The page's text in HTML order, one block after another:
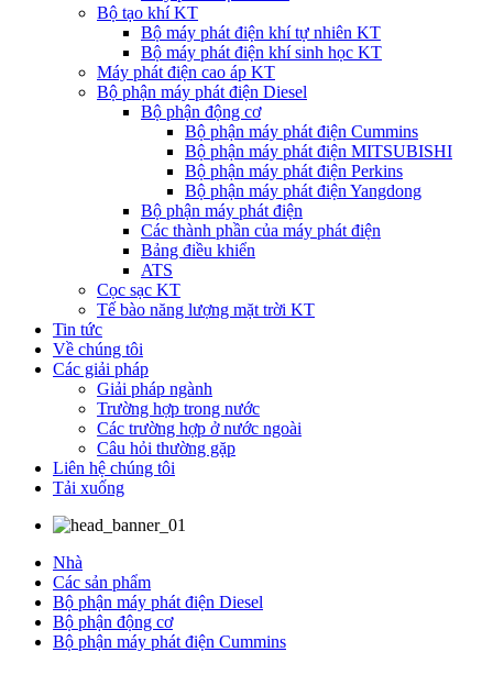
Bộ tạo khí KT
Bộ máy phát điện khí tự nhiên KT
Bộ máy phát điện khí sinh học KT
Máy phát điện cao áp KT
Bộ phận máy phát điện Diesel
Bộ phận động cơ
Bộ phận máy phát điện Cummins
Bộ phận máy phát điện MITSUBISHI
Bộ phận máy phát điện Perkins
Bộ phận máy phát điện Yangdong
Bộ phận máy phát điện
Các thành phần của máy phát điện
Bảng điều khiển
ATS
Cọc sạc KT
Tế bào năng lượng mặt trời KT
Tin tức
Về chúng tôi
Các giải pháp
Giải pháp ngành
Trường hợp trong nước
Các trường hợp ở nước ngoài
Câu hỏi thường gặp
Liên hệ chúng tôi
Tải xuống
Nhà
Các sản phẩm
Bộ phận máy phát điện Diesel
Bộ phận động cơ
Bộ phận máy phát điện Cummins